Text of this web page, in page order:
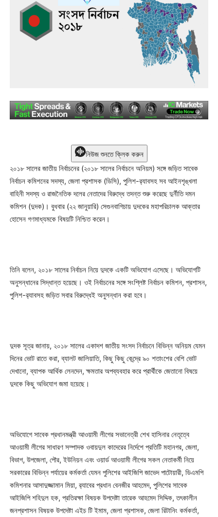
নিউজ শুনতে ক্লিক করুন
২০১৮ সালের জাতীয় নির্বাচনের (২০১৮ সালের নির্বাচনে অনিয়ম) সঙ্গে জড়িত সাবেক
নির্বাচন কমিশনের সদস্য, জেলা প্রশাসক (ডিসি), পুলিশ-র‌্যাবসহ সব আইনশৃঙ্খলা
বাহিনী সদস্য ও রাজনৈতিক দলের নেতাদের বিরুদ্ধে তদন্ত শুরু করেছে দুর্নীতি দমন
কমিশন (দুদক)। বুধবার (২২ জানুয়ারি) সেগুনবাগিচায় দুদকের মহাপরিচালক আক্তার
হোসেন গণমাধ্যমকে বিষয়টি নিশ্চিত করেন।
তিনি বলেন, ২০১৮ সালের নির্বাচন নিয়ে দুদকে একটি অভিযোগ এসেছে। অভিযোগটি
অনুসন্ধানের সিদ্ধান্ত হয়েছে। ওই নির্বাচনের সঙ্গে সংশ্লিষ্ট নির্বাচন কমিশন, প্রশাসন,
পুলিশ-র‌্যাবসহ জড়িত সবার বিরুদ্ধেই অনুসন্ধান করা হবে।
দুদক সূত্র জানায়, ২০১৮ সালের একাদশ জাতীয় সংসদ নির্বাচনে বিভিন্ন অনিয়ম যেমন
দিনের ভোট রাতে করা, ব্যালট জালিয়াতি, কিছু কিছু কেন্দ্রে ৯০ শতাংশের বেশি ভোট
দেখানো, ব্যাপক আর্থিক লেনদেন, ক্ষমতার অপব্যবহার করে প্রার্থীকে জেতানো বিষয়ে
দুদকে কিছু অভিযোগ জমা হয়েছে।
অভিযোগে সাবেক প্রধানমন্ত্রী আওয়ামী লীগের সভানেত্রী শেখ হাসিনার নেতৃত্বে
আওয়ামী লীগের সাধারণ সম্পাদক ওবায়দুল কাদেরের নির্দেশে প্রতিটি মহানগর, জেলা,
বিভাগ, উপজেলা, পৌর, ইউনিয়ন এবং ওয়ার্ড আওয়ামী লীগের সকল নেতাকর্মী নিয়ে
সরকারের বিভিন্ন পর্যায়ের কর্মকর্তা যেমন পুলিশের আইজিপি জাভেদ পাটোয়ারী, ডিএমপি
কমিশনার আসাদুজ্জামান মিয়া, র‍্যাবের প্রধান বেনজীর আহমেদ, পুলিশের সাবেক
আইজিপি শহিদুল হক, প্রতিরক্ষা বিষয়ক উপদেষ্টা তারেক আহমেদ সিদ্দিক, তৎকালীন
জনপ্রশাসন বিষয়ক উপদেষ্টা এইচ টি ইমাম, জেলা প্রশাসক, জেলা রিটানিং কর্মকর্তা,